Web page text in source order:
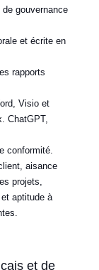
gouvernance
et écrite en
rapports
Visio et
ChatGPT,
conformité.
aisance
projets,
aptitude à
et de